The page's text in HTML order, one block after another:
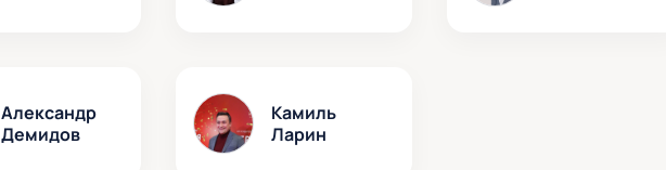
Александр
Демидов
Камиль
Ларин